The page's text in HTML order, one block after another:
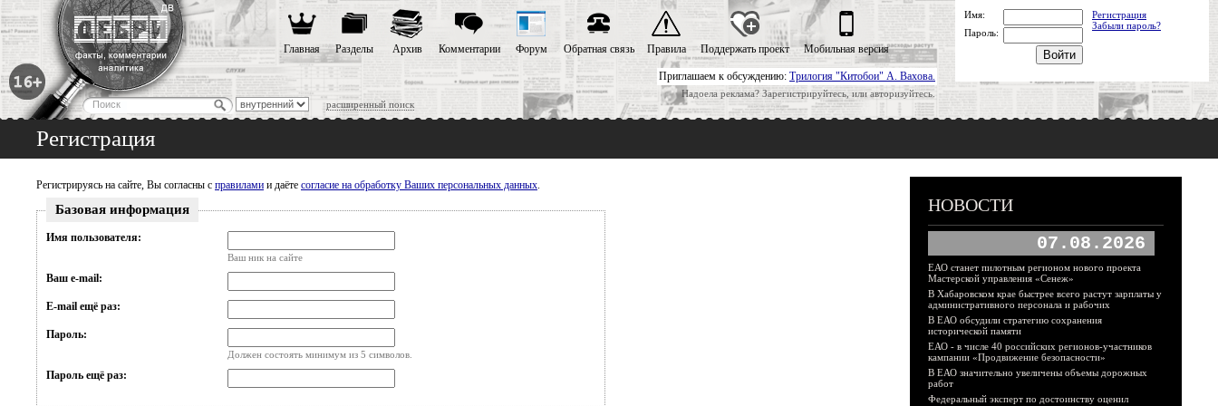
Приглашаем к обсуждению: Трилогия "Китобои" А. Вахова.
Надоела реклама? Зарегистрируйтесь, или авторизуйтесь.
расширенный поиск
Главная Разделы Архив Комментарии Форум Обратная связь Правила Поддержать проект Мобильная версия
Имя:
Регистрация
Забыли пароль?
Пароль:
Регистрация
Регистрируясь на сайте, Вы согласны с правилами и даёте согласие на обработку Ваших персональных данных.
Базовая информация
Имя пользователя:
Ваш ник на сайте
Ваш e-mail:
E-mail ещё раз:
Пароль:
Должен состоять минимум из 5 символов.
Пароль ещё раз:
НОВОСТИ
07.08.2026
ЕАО станет пилотным регионом нового проекта
Мастерской управления «Сенеж»
В Хабаровском крае быстрее всего растут зарплаты у
административного персонала и рабочих
В ЕАО обсудили стратегию сохранения
исторической памяти
ЕАО - в числе 40 российских регионов-участников
кампании «Продвижение безопасности»
В ЕАО значительно увеличены объемы дорожных
работ
Федеральный эксперт по достоинству оценил